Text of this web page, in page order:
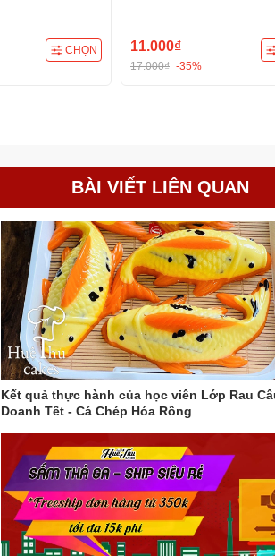
CHỌN 11.000₫
17.000₫ -35%
BÀI VIẾT LIÊN QUAN
Kết quả thực hành của học viên Lớp Rau
Doanh Tết - Cá Chép Hóa Rồng